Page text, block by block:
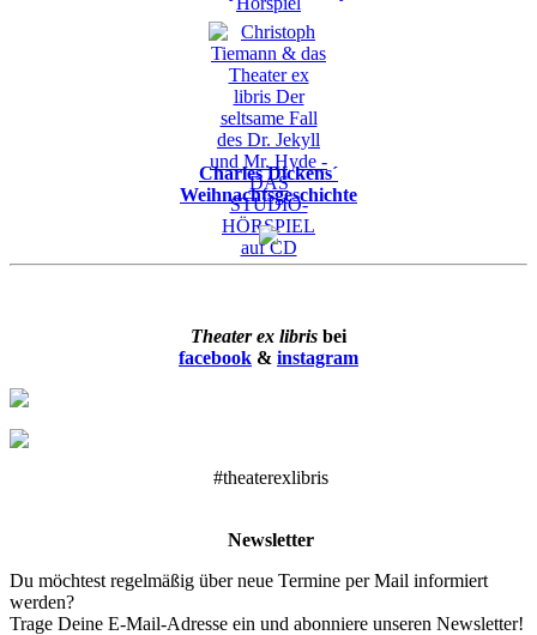
Charles Dickens´
Weihnachtsgeschichte
Theater ex libris bei
facebook & instagram
#theaterexlibris
Newsletter
Du möchtest regelmäßig über neue Termine per Mail informiert
werden?
Trage Deine E-Mail-Adresse ein und abonniere unseren Newsletter!